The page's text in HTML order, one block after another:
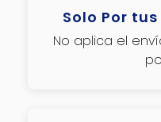
Solo Por
No aplica el